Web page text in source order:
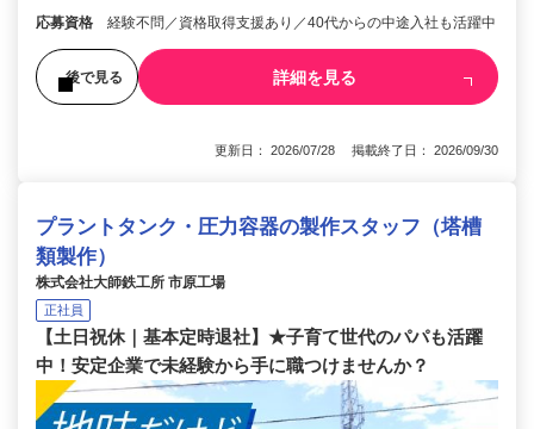
応募資格 経験不問／資格取得支援あり／40代からの中途入社も活躍中
後で見る 詳細を見る
更新日： 2026/07/28 掲載終了日： 2026/09/30
プラントタンク・圧力容器の製作スタッフ（塔槽
類製作）
株式会社大師鉄工所 市原工場
正社員
【土日祝休｜基本定時退社】★子育て世代のパパも活躍
中！安定企業で未経験から手に職つけませんか？